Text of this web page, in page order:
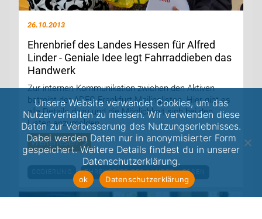
26.10.2013
Ehrenbrief des Landes Hessen für Alfred
Linder - Geniale Idee legt Fahrraddieben das
Handwerk
Zur internen Kommunikation zwichen den Aktiven
betreibt der ADFC Frankfurt Mailinglisten. Hier gibt es
alle Details dazu und die Möglichkeit sich bei den
Listen anzumelden
Weiterlesen
EHRENBRIEF DES LANDES HESSEN
Unsere Website verwendet Cookies, um das
Nutzerverhalten zu messen. Wir verwenden diese
Daten zur Verbesserung des Nutzungserlebnisses.
Dabei werden Daten nur in anonymisierter Form
gespeichert. Weitere Details findest du in unserer
Datenschutzerklärung.
ok Datenschutzerklärung